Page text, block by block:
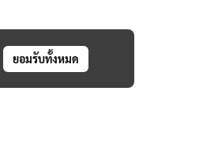
ยอมรับทั้งหมด